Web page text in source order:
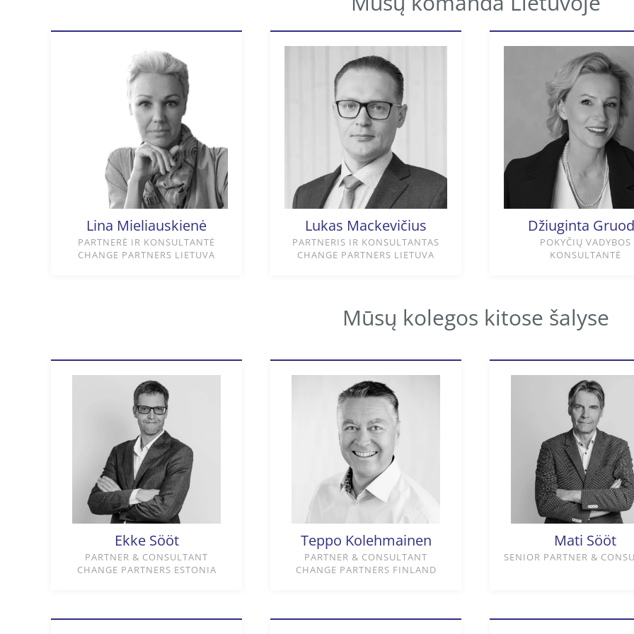
Lina Mieliauskienė
PARTNERĖ IR KONSULTANTĖ
CHANGE PARTNERS LIETUVA
Lukas Mackevičius
PARTNERIS IR KONSULTANTAS
CHANGE PARTNERS LIETUVA
Džiuginta
POKYČIŲ VADYBOS
KONSULTANTĖ
Mūsų kolegos kitose šalyse
Ekke Sööt
PARTNER & CONSULTANT
CHANGE PARTNERS ESTONIA
Teppo Kolehmainen
PARTNER & CONSULTANT
CHANGE PARTNERS FINLAND
Mati Sööt
SENIOR PARTNER &